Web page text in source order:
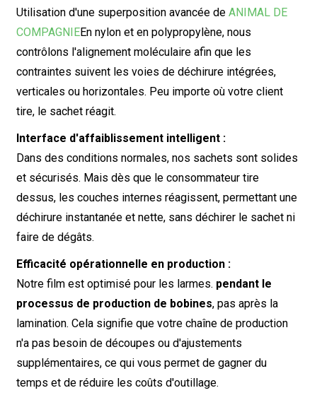
Utilisation d'une superposition avancée de ANIMAL DE
COMPAGNIEEn nylon et en polypropylène, nous
contrôlons l'alignement moléculaire afin que les
contraintes suivent les voies de déchirure intégrées,
verticales ou horizontales. Peu importe où votre client
tire, le sachet réagit.
Interface d'affaiblissement intelligent :
Dans des conditions normales, nos sachets sont solides
et sécurisés. Mais dès que le consommateur tire
dessus, les couches internes réagissent, permettant une
déchirure instantanée et nette, sans déchirer le sachet ni
faire de dégâts.
Efficacité opérationnelle en production :
Notre film est optimisé pour les larmes. pendant le
processus de production de bobines, pas après la
lamination. Cela signifie que votre chaîne de production
n'a pas besoin de découpes ou d'ajustements
supplémentaires, ce qui vous permet de gagner du
temps et de réduire les coûts d'outillage.